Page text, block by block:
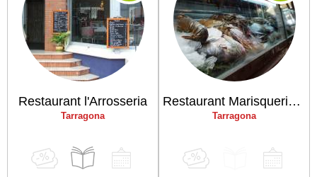
Restaurant l'Arrosseria
Tarragona
Restaurant Marisqueria l'Àncora
Tarragona